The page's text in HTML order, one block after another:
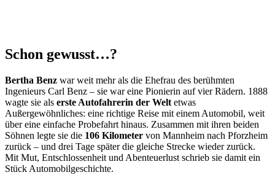
Schon gewusst…?
Bertha Benz war weit mehr als die Ehefrau des berühmten
Ingenieurs Carl Benz – sie war eine Pionierin auf vier Rädern. 1888
wagte sie als erste Autofahrerin der Welt etwas
Außergewöhnliches: eine richtige Reise mit einem Automobil, weit
über eine einfache Probefahrt hinaus. Zusammen mit ihren beiden
Söhnen legte sie die 106 Kilometer von Mannheim nach Pforzheim
zurück – und drei Tage später die gleiche Strecke wieder zurück.
Mit Mut, Entschlossenheit und Abenteuerlust schrieb sie damit ein
Stück Automobilgeschichte.